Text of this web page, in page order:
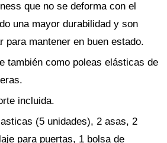
que no se deforma con el
una mayor durabilidad y son
para mantener en buen estado.
también como poleas elásticas de
incluida.
(5 unidades), 2 asas, 2
para puertas, 1 bolsa de